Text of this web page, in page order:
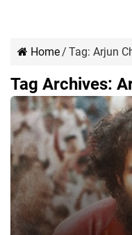
Home/ Tag: Arjun
Tag Archives: